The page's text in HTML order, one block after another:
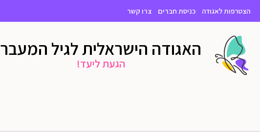
הצטרפות לאגודה כניסת חברים צרו קשר
האגודה הישראלית לגיל המעבר
הגעת ליעד!